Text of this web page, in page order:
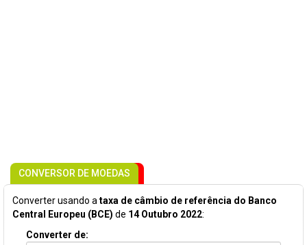
CONVERSOR DE MOEDAS
Converter usando a taxa de câmbio de referência do Banco
Central Europeu (BCE) de 14 Outubro 2022:
Converter de: